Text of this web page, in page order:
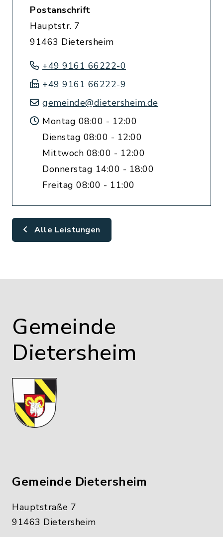
Postanschrift
Hauptstr. 7
91463 Dietersheim
+49 9161 66222-0
+49 9161 66222-9
gemeinde@dietersheim.de
Montag 08:00 - 12:00
Dienstag 08:00 - 12:00
Mittwoch 08:00 - 12:00
Donnerstag 14:00 - 18:00
Freitag 08:00 - 11:00
Alle Leistungen
Gemeinde
Dietersheim
Gemeinde Dietersheim
Hauptstraße 7
91463 Dietersheim